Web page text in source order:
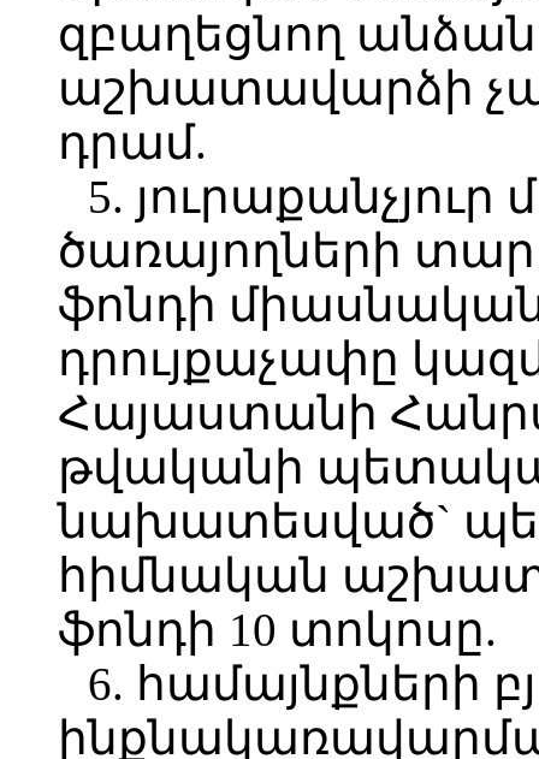
զբաղեցնող
աշխատավարձի
դրամ.
5.
ծառայողների
ֆոնդի
դրույքաչափը
Հայաստանի
թվականի
նախատեսված`
հիմնական
ֆոնդի 10 տոկոսը.
6. համայնքների